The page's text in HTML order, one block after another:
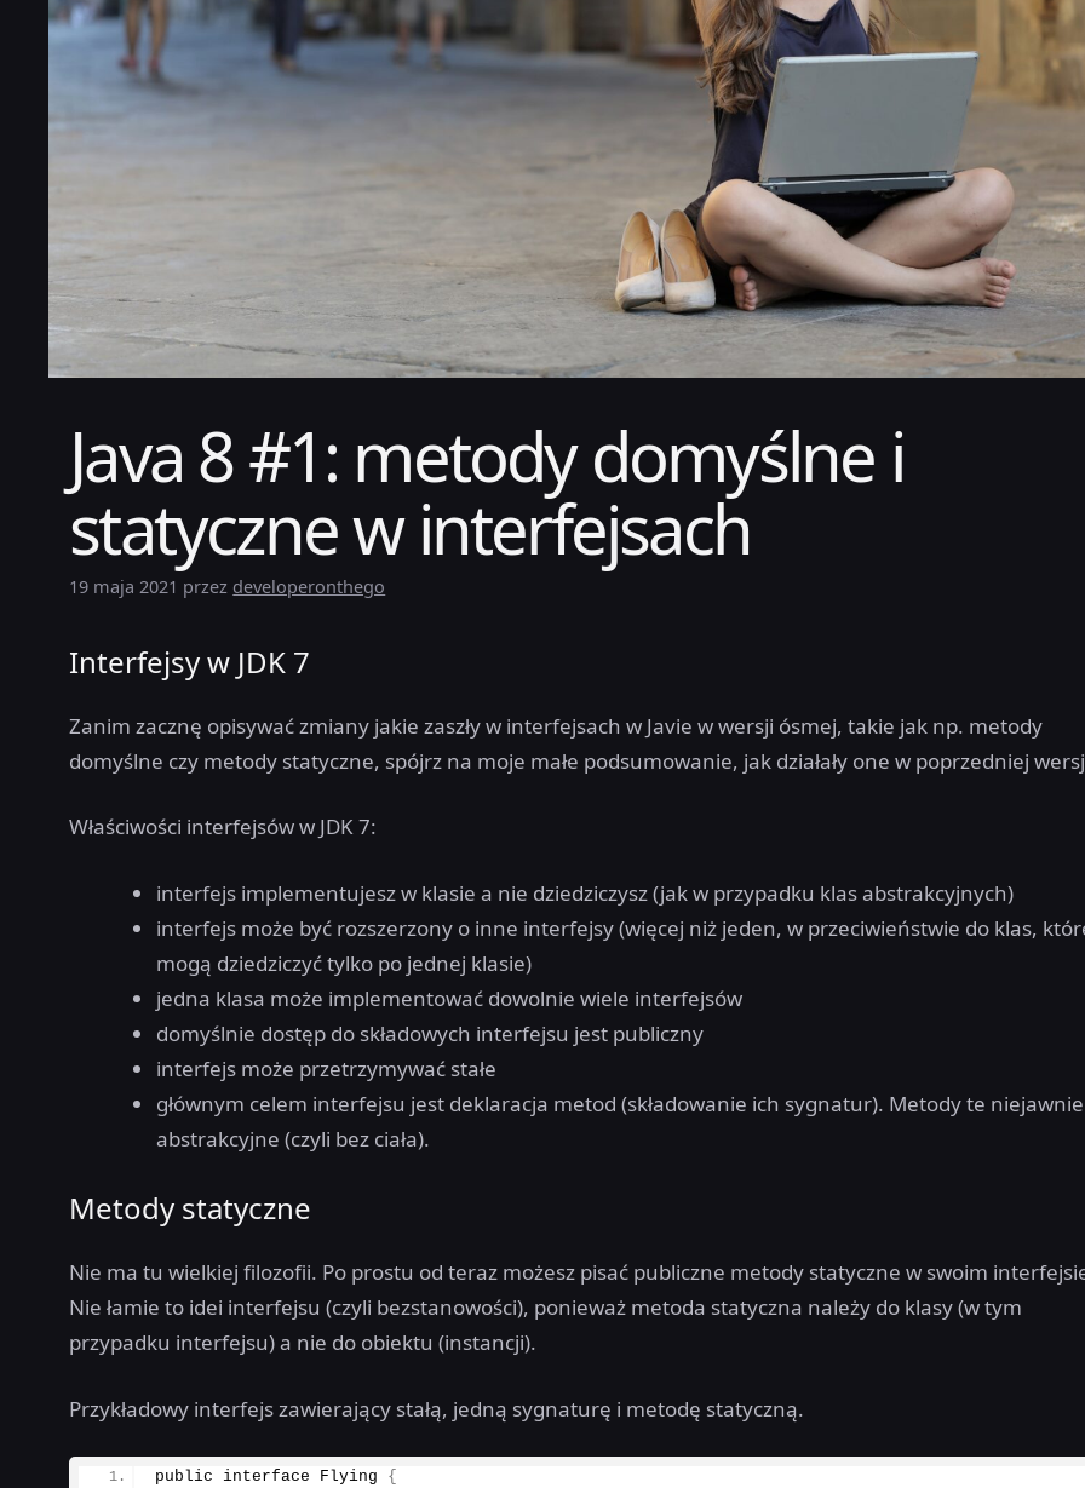
Java 8 #1: metody domyślne i
statyczne w interfejsach
19 maja 2021 przez developeronthego
Interfejsy w JDK 7
Zanim zacznę opisywać zmiany jakie zaszły w interfejsach w Javie w wersji ósmej, takie jak np. metody
domyślne czy metody statyczne, spójrz na moje małe podsumowanie, jak działały one w poprzedniej
Właściwości interfejsów w JDK 7:
interfejs implementujesz w klasie a nie dziedziczysz (jak w przypadku klas abstrakcyjnych)
interfejs może być rozszerzony o inne interfejsy (więcej niż jeden, w przeciwieństwie do klas,
mogą dziedziczyć tylko po jednej klasie)
jedna klasa może implementować dowolnie wiele interfejsów
domyślnie dostęp do składowych interfejsu jest publiczny
interfejs może przetrzymywać stałe
głównym celem interfejsu jest deklaracja metod (składowanie ich sygnatur). Metody te
abstrakcyjne (czyli bez ciała).
Metody statyczne
Nie ma tu wielkiej filozofii. Po prostu od teraz możesz pisać publiczne metody statyczne w swoim
Nie łamie to idei interfejsu (czyli bezstanowości), ponieważ metoda statyczna należy do klasy (w tym
przypadku interfejsu) a nie do obiektu (instancji).
Przykładowy interfejs zawierający stałą, jedną sygnaturę i metodę statyczną.
public interface Flying {